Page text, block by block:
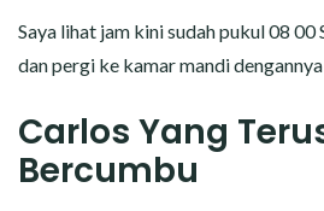
Saya lihat jam kini sudah pukul 08 00
dan pergi ke kamar mandi dengannya
Carlos Yang
Bercumbu